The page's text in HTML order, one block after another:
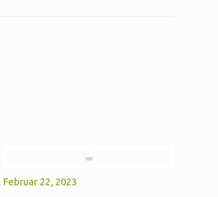
Februar 22, 2023